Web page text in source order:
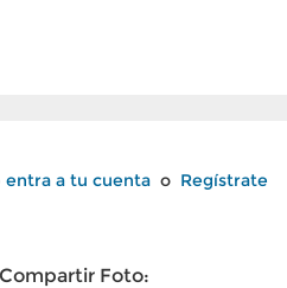
entra a tu cuenta o Regístrate
Compartir Foto: